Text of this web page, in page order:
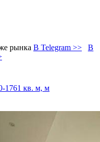
рынка В Telegram >>
В
1761 кв. м, м